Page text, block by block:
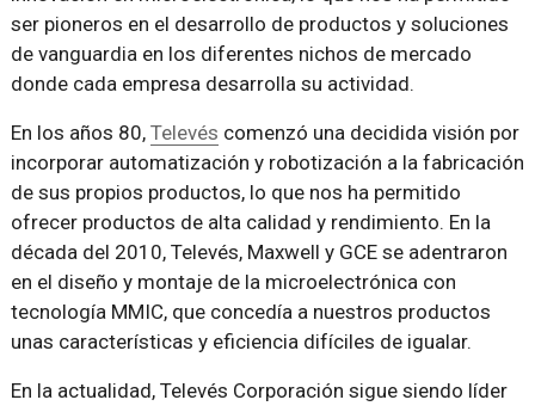
ser pioneros en el desarrollo de productos y soluciones
de vanguardia en los diferentes nichos de mercado
donde cada empresa desarrolla su actividad.
En los años 80, Televés comenzó una decidida visión por
incorporar automatización y robotización a la fabricación
de sus propios productos, lo que nos ha permitido
ofrecer productos de alta calidad y rendimiento. En la
década del 2010, Televés, Maxwell y GCE se adentraron
en el diseño y montaje de la microelectrónica con
tecnología MMIC, que concedía a nuestros productos
unas características y eficiencia difíciles de igualar.
En la actualidad, Televés Corporación sigue siendo líder